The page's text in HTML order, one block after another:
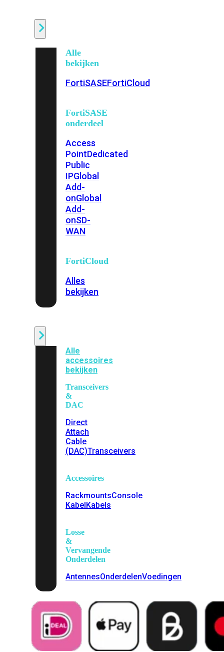
Alle
bekijken
FortiSASEFortiCloud
FortiSASE
onderdeel
Access
PointDedicated
Public
IPGlobal
Add-
onGlobal
Add-
onSD-
WAN
FortiCloud
Alles
bekijken
Alle
accessoires
bekijken
Transceivers
&
DAC
Direct
Attach
Cable
(DAC)Transceivers
Accessoires
RackmountsConsole
KabelKabels
Losse
&
Vervangende
Onderdelen
AntennesOnderdelenVoedingen